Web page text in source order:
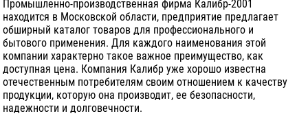
Промышленно-производственная фирма Калибр-2001
находится в Московской области, предприятие предлагает
обширный каталог товаров для профессионального и
бытового применения. Для каждого наименования этой
компании характерно такое важное преимущество, как
доступная цена. Компания Калибр уже хорошо известна
отечественным потребителям своим отношением к качеству
продукции, которую она производит, ее безопасности,
надежности и долговечности.